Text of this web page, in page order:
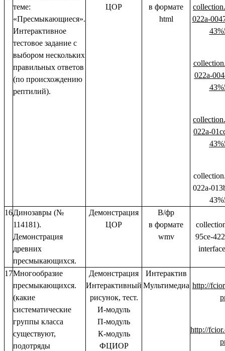
теме:
«Пресмыкающиеся».
Интерактивное
тестовое задание с
выбором нескольких
правильных ответов
(по происхождению
рептилий).
ЦОР
в формате
html
022a-
022a-
022a-
022a-
16Динозавры (№
114181).
Демонстрация
древних
пресмыкающихся.
Демонстрация
ЦОР
В/фр
в формате
wmv
95ce-
17Многообразие
пресмыкающихся.
(какие
систематические
группы класса
существуют,
подотряды
Демонстрация
Интерактивный
рисунок, тест.
И-модуль
П-модуль
К-модуль
ФЦИОР
Интерактив
Мультимедиа http://
http://